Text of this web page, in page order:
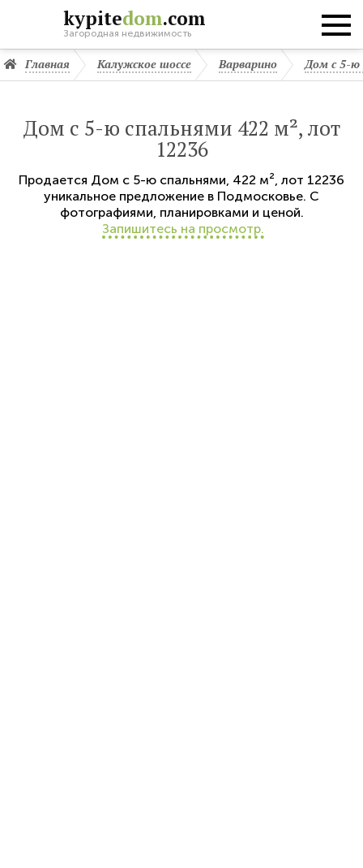
kypitedom.com
Загородная недвижимость
Главная Калужское шоссе Варварино Дом с 5-ю
Дом с 5-ю спальнями 422 м², лот
12236
Продается Дом с 5-ю спальнями, 422 м², лот 12236
уникальное предложение в Подмосковье. С
фотографиями, планировками и ценой.
Запишитесь на просмотр.